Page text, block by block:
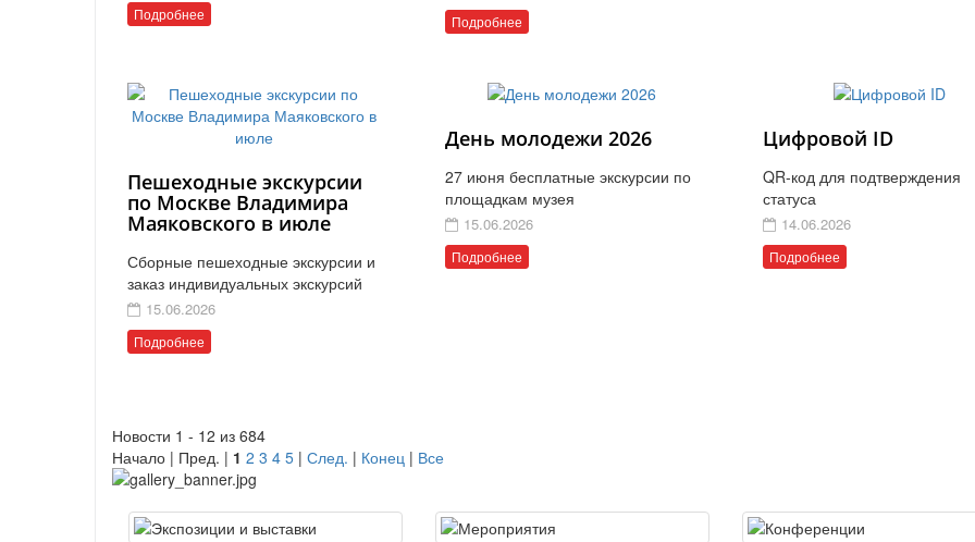
Подробнее Подробнее
Пешеходные экскурсии
по Москве Владимира
Маяковского в июле
Сборные пешеходные экскурсии и
заказ индивидуальных экскурсий
15.06.2026
Подробнее
День молодежи 2026
27 июня бесплатные экскурсии по
площадкам музея
15.06.2026
Подробнее
Цифровой ID
QR-код для подтверждения
статуса
14.06.2026
Подробнее
Новости 1 - 12 из 684
Начало | Пред. | 1 2 3 4 5 | След. | Конец | Все